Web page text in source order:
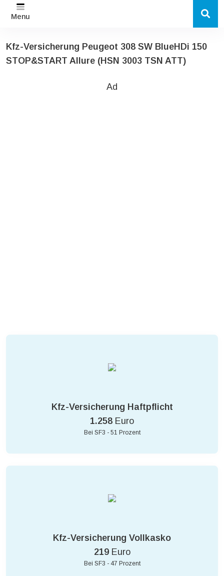
Menu
Kfz-Versicherung Peugeot 308 SW BlueHDi 150
STOP&START Allure (HSN 3003 TSN ATT)
Ad
Kfz-Versicherung Haftpflicht
1.258 Euro
Bei SF3 - 51 Prozent
Kfz-Versicherung Vollkasko
219Euro
Bei SF3 - 47 Prozent